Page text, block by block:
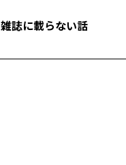
雑誌に載らない話